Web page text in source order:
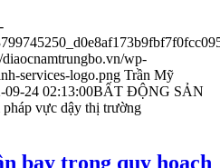
diaocnamtrungbo.vn/wp-
services-logo.png Trần Mỹ
09-24 02:13:00BẤT ĐỘNG SẢN
vực dậy thị trường
bay trong quy hoạch